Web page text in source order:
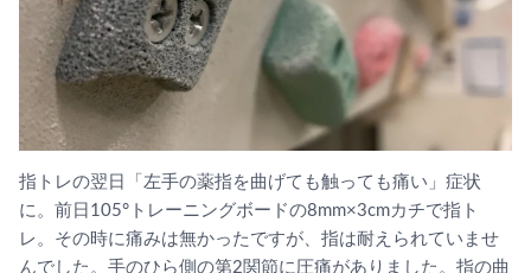
指トレの翌日「左手の薬指を曲げても触っても痛い」症状
に。前日105°トレーニングボードの8mm×3cmカチで指ト
レ。その時に痛みは無かったですが、指は耐えられていませ
んでした。手のひら側の第2関節に圧痛がありました。指の曲